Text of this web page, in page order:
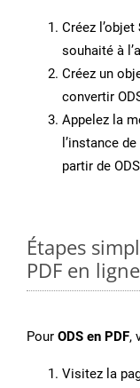
Créez l’objet
souhaité à
Créez un
convertir
Appelez la
l’instance
partir de ODS
Étapes
PDF en ligne
Pour ODS en PDF,
Visitez la